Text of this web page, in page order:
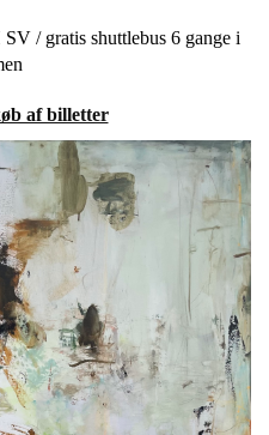
/ gratis shuttlebus 6 gange i
af billetter